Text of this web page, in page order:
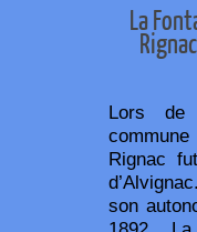
La
Lors de
Rignac
son